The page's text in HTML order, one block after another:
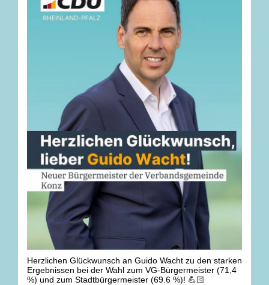
Herzlichen Glückwunsch an Guido Wacht zu den starken
Ergebnissen bei der Wahl zum VG-Bürgermeister (71,4
%) und zum Stadtbürgermeister (69.6 %)! 💪🏻